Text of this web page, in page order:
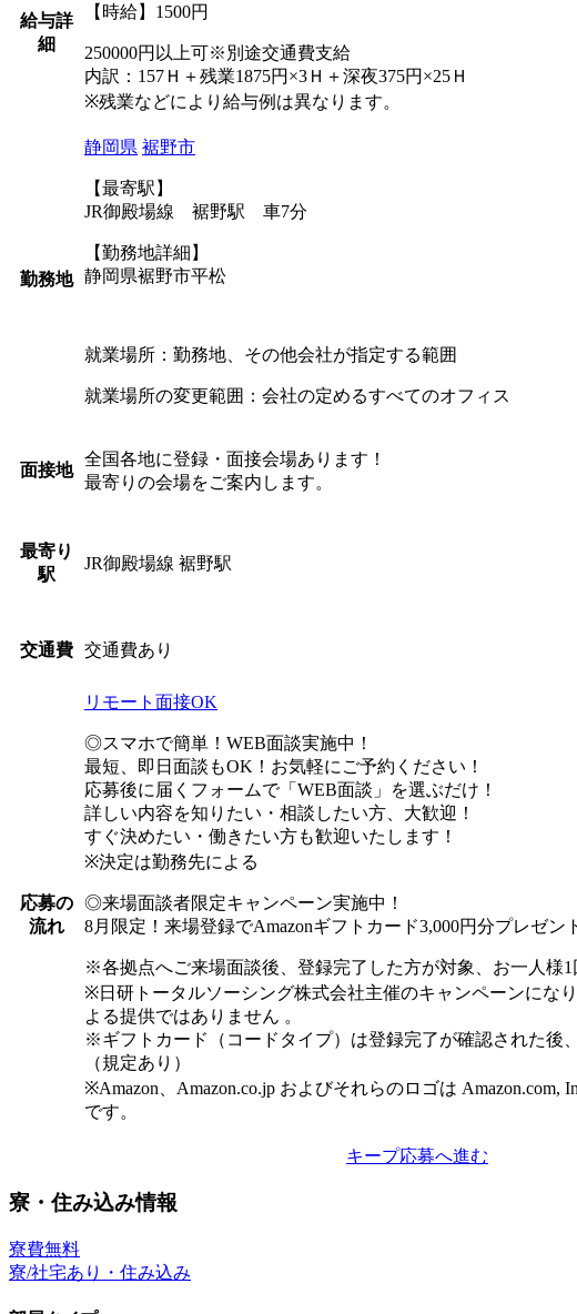
給与詳
細
【時給】1500円
250000円以上可※別途交通費支給
内訳：157Ｈ＋残業1875円×3Ｈ＋深夜375円×25Ｈ
※残業などにより給与例は異なります。
勤務地
静岡県 裾野市
【最寄駅】
JR御殿場線 裾野駅 車7分
【勤務地詳細】
静岡県裾野市平松
就業場所：勤務地、その他会社が指定する範囲
就業場所の変更範囲：会社の定めるすべてのオフィス
面接地
全国各地に登録・面接会場あります！
最寄りの会場をご案内します。
最寄り
駅
JR御殿場線 裾野駅
交通費 交通費あり
応募の
流れ
リモート面接OK
◎スマホで簡単！WEB面談実施中！
最短、即日面談もOK！お気軽にご予約ください！
応募後に届くフォームで「WEB面談」を選ぶだけ！
詳しい内容を知りたい・相談したい方、大歓迎！
すぐ決めたい・働きたい方も歓迎いたします！
※決定は勤務先による
◎来場面談者限定キャンペーン実施中！
8月限定！来場登録でAmazonギフトカード3,000円分プレゼン
※各拠点へご来場面談後、登録完了した方が対象、お一人様1
※日研トータルソーシング株式会社主催のキャンペーンにな
よる提供ではありません 。
※ギフトカード（コードタイプ）は登録完了が確認された後
（規定あり）
※Amazon、Amazon.co.jp およびそれらのロゴは Amazon.com,
です。
キープ応募へ進む
寮・住み込み情報
寮費無料
寮/社宅あり・住み込み